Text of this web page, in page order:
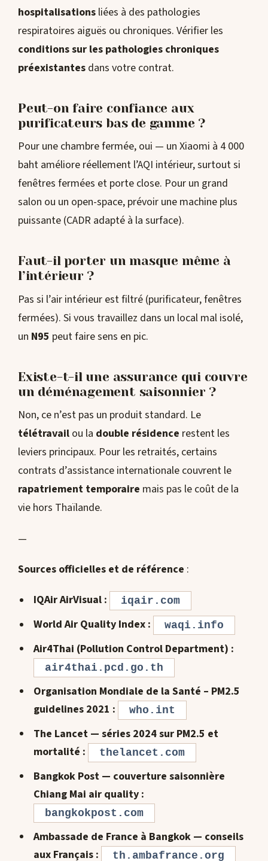
hospitalisations liées à des pathologies
respiratoires aiguës ou chroniques. Vérifier les
conditions sur les pathologies chroniques
préexistantes dans votre contrat.
Peut-on faire confiance aux
purificateurs bas de gamme ?
Pour une chambre fermée, oui — un Xiaomi à 4 000
baht améliore réellement l’AQI intérieur, surtout si
fenêtres fermées et porte close. Pour un grand
salon ou un open-space, prévoir une machine plus
puissante (CADR adapté à la surface).
Faut-il porter un masque même à
l’intérieur ?
Pas si l’air intérieur est filtré (purificateur, fenêtres
fermées). Si vous travaillez dans un local mal isolé,
un N95 peut faire sens en pic.
Existe-t-il une assurance qui couvre
un déménagement saisonnier ?
Non, ce n’est pas un produit standard. Le
télétravail ou la double résidence restent les
leviers principaux. Pour les retraités, certains
contrats d’assistance internationale couvrent le
rapatriement temporaire mais pas le coût de la
vie hors Thaïlande.
—
Sources officielles et de référence :
IQAir AirVisual : iqair.com
World Air Quality Index : waqi.info
Air4Thai (Pollution Control Department) :
air4thai.pcd.go.th
Organisation Mondiale de la Santé – PM2.5
guidelines 2021 :
who.int
The Lancet — séries 2024 sur PM2.5 et
mortalité :
thelancet.com
Bangkok Post — couverture saisonnière
Chiang Mai air quality :
bangkokpost.com
Ambassade de France à Bangkok — conseils
aux Français :
th.ambafrance.org